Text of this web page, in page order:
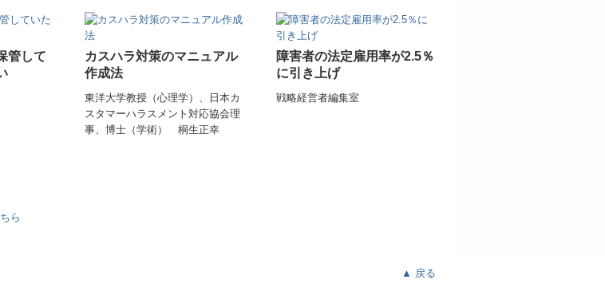
管して
カスハラ対策のマニュアル
作成法
東洋大学教授（心理学）、日本カ
スタマーハラスメント対応協会理
事、博士（学術） 桐生正幸
障害者の法定雇用率が2.5％
に引き上げ
戦略経営者編集室
ら
▲ 戻る